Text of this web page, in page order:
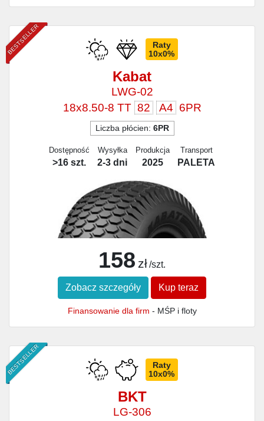
BESTSELLER
Raty
10x0%
Kabat
LWG-02
18x8.50-8 TT 82 A4 6PR
Liczba płócien: 6PR
Dostępność
>16 szt.
Wysyłka
2-3 dni
Produkcja
2025
Transport
PALETA
158 zł /szt.
Zobacz szczegóły Kup teraz
Finansowanie dla firm - MŚP i floty
BESTSELLER
Raty
10x0%
BKT
LG-306